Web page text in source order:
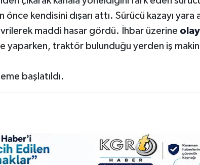
kendisini dışarı attı. Sürücü kazayı yara
maddi hasar gördü. İhbar üzerine olay
yaparken, traktör bulunduğu yerden iş
başlatıldı.